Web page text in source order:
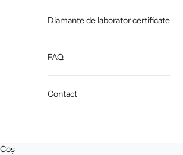
Diamante de laborator certificate
FAQ
Contact
Coș